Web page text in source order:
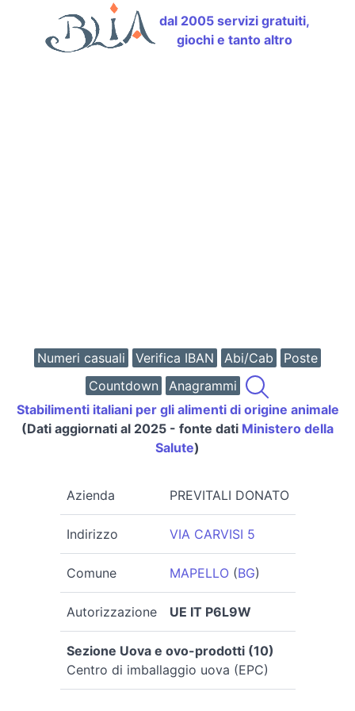
dal 2005 servizi gratuiti,
giochi e tanto altro
Numeri casuali Verifica IBAN Abi/Cab
Poste
Countdown
Anagrammi
Stabilimenti italiani per gli alimenti di origine animale
(Dati aggiornati al 2025 - fonte dati Ministero della
Salute)
Azienda PREVITALI DONATO
Indirizzo VIA CARVISI 5
Comune MAPELLO(BG)
Autorizzazione UE IT P6L9W
Sezione Uova e ovo-prodotti (10)
Centro di imballaggio uova (EPC)